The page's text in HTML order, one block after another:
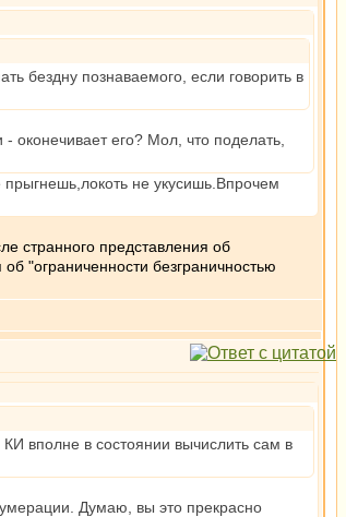
бездну познаваемого, если говорить в
оконечивает его? Мол, что поделать,
не укусишь.Впрочем
странного представления об
"ограниченности безграничностью
вполне в состоянии вычислить сам в
Думаю, вы это прекрасно